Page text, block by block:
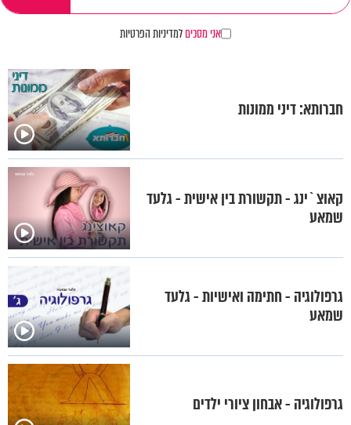
אני מסכיםלמדיניות הפרטיות
חברותא: דיני ממונות
קאוצ`ינג - תקשורת בין אישית - גלעד
שמאע
גרפולוגיה - חתימה ואישיות - גלעד
שמאע
גרפולוגיה - אבחון ציורי ילדים